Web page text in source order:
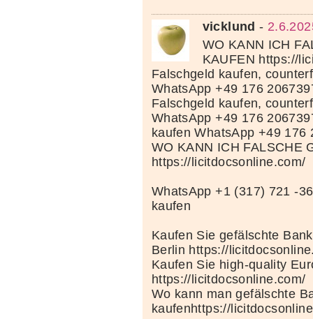
vicklund -
WO KANN ICH
KAUFEN https://
Falschgeld kaufen,
WhatsApp +49 176
Falschgeld kaufen,
WhatsApp +49 176
kaufen WhatsApp +49 176
WO KANN ICH FALSCHE
https://licitdocsonline.com/
WhatsApp +1 (317) 721 -
kaufen
Kaufen Sie gefälschte
Berlin https://
Kaufen Sie high-quality
https://licitdocsonline.com/
Wo kann man gefälschte
kaufenhttps://